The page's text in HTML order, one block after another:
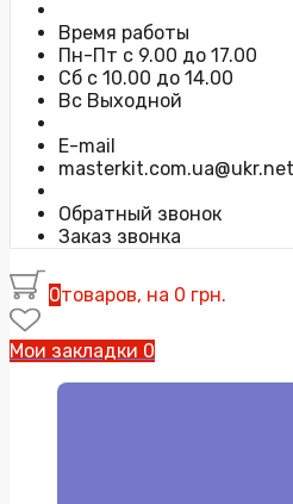
Время работы
Пн-Пт с 9.00 до 17.00
Сб с 10.00 до 14.00
Вс Выходной
E-mail
masterkit.com.ua@ukr.net
Обратный звонок
Заказ звонка
0товаров, на 0 грн.
Мои закладки 0